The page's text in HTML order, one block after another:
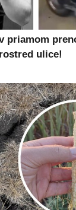
priamom
ulice!